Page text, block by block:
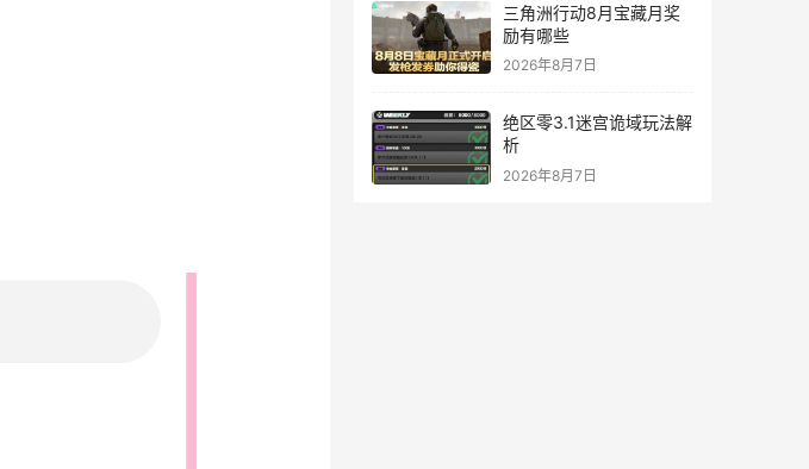
三角洲行动8月宝藏月奖
励有哪些
2026年8月7日
绝区零3.1迷宫诡域玩法解
析
2026年8月7日